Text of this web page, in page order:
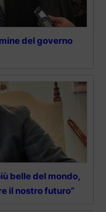
del governo
belle del mondo,
il nostro futuro”